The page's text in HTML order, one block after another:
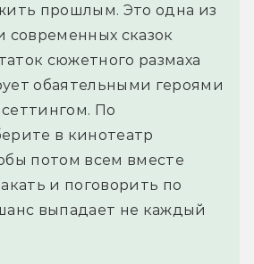
прошлым. Это одна из
современных сказок
сюжетного размаха
обаятельными героями
По
в кинотеатр
потом всем вместе
и поговорить по
выпадает не каждый